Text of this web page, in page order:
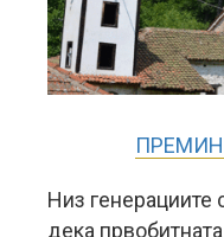
Низ генерациите
дека